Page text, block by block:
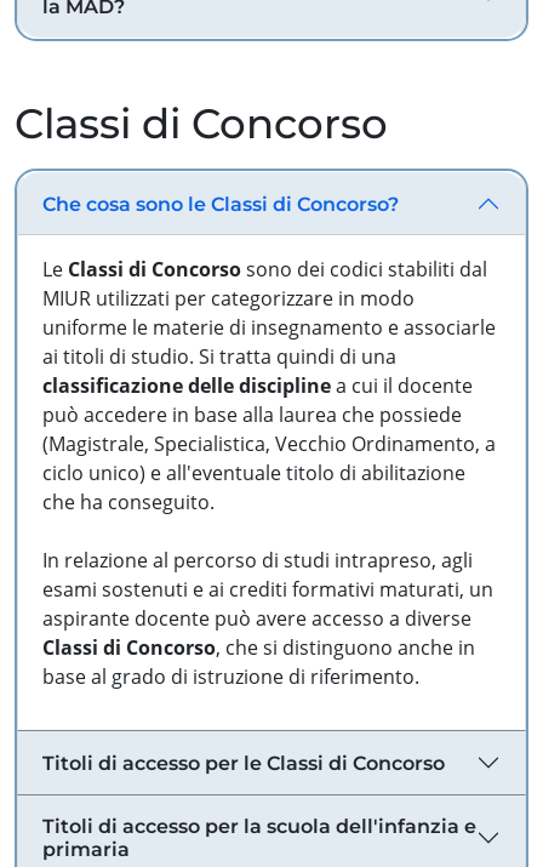
la MAD?
Classi di Concorso
Che cosa sono le Classi di Concorso?
Le Classi di Concorsosono dei codici stabiliti dal
MIUR utilizzati per categorizzare in modo
uniforme le materie di insegnamento e associarle
ai titoli di studio. Si tratta quindi di una
classificazione delle disciplinea cui il docente
può accedere in base alla laurea che possiede
(Magistrale, Specialistica, Vecchio Ordinamento, a
ciclo unico) e all'eventuale titolo di abilitazione
che ha conseguito.
In relazione al percorso di studi intrapreso, agli
esami sostenuti e ai crediti formativi maturati, un
aspirante docente può avere accesso a diverse
Classi di Concorso, che si distinguono anche in
base al grado di istruzione di riferimento.
Titoli di accesso per le Classi di Concorso
Titoli di accesso per la scuola dell'infanzia e
primaria